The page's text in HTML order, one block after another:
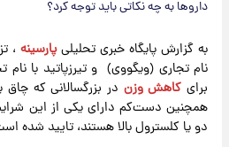
داروها به چه نکاتی باید توجه کرد؟
به گزارش پایگاه خبری تحلیلیپارسینه ،
نام تجاری (ویگووی) و تیرزپاتید با
برای کاهش وزن در بزرگسالانی که
همچنین دست‌کم دارای یکی از این
دو یا کلسترول بالا هستند، تایید شده